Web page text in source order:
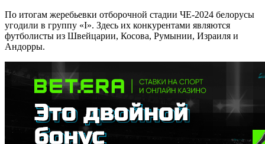
По итогам жеребьевки отборочной стадии ЧЕ-2024 белорусы
угодили в группу «I». Здесь их конкурентами являются
футболисты из Швейцарии, Косова, Румынии, Израиля и
Андорры.